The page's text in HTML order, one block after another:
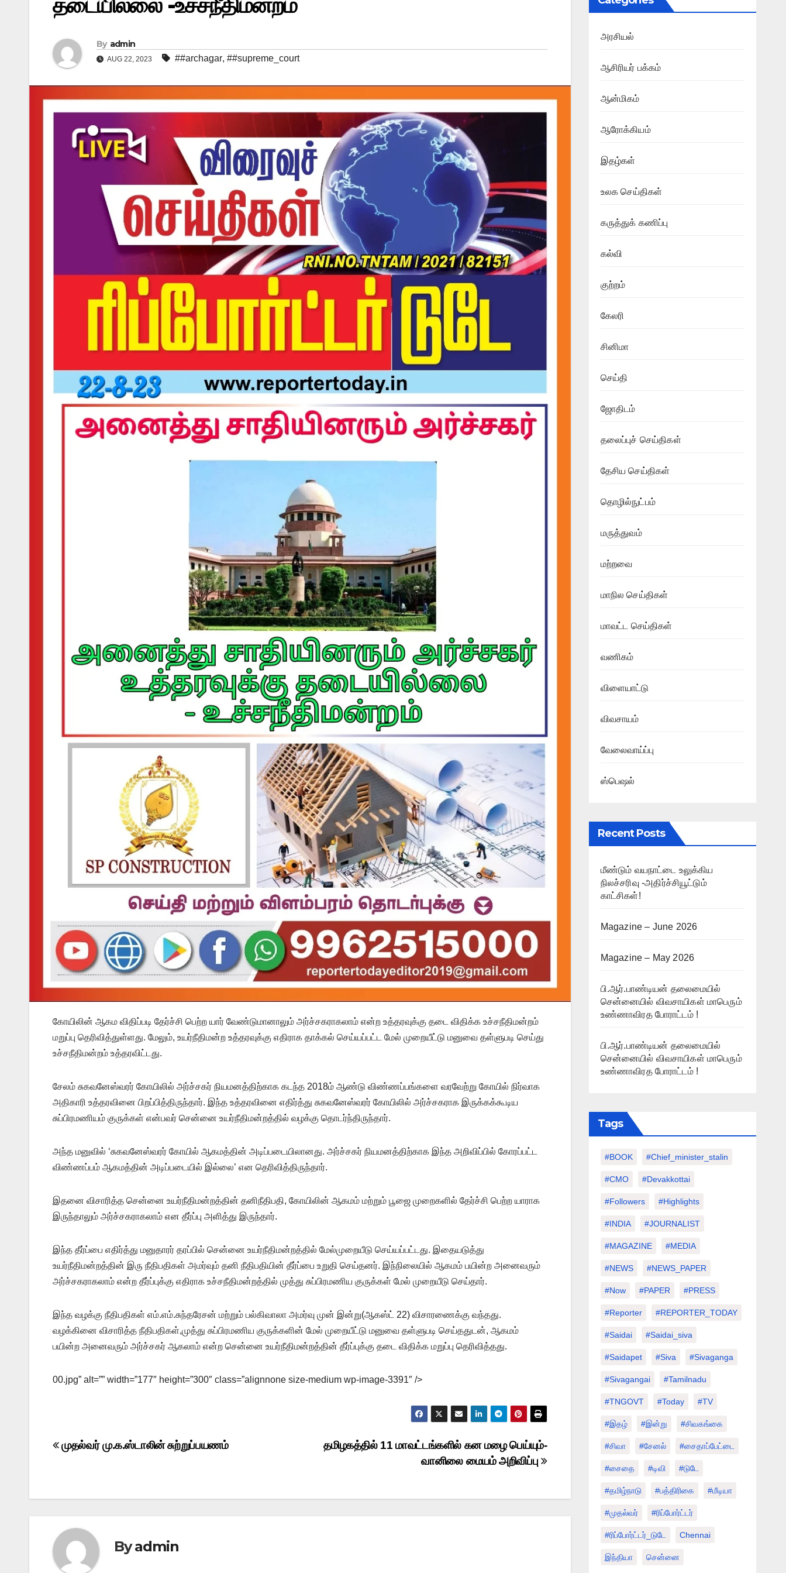
By admin
AUG 22, 2023 ##archagar, ##supreme_court
கோயிலின் ஆகம விதிப்படி தேர்ச்சி பெற்ற யார் வேண்டுமானாலும் அர்ச்சகராகலாம் என்ற உத்தரவுக்கு தடை விதிக்க உச்சநீதிமன்றம்
மறுப்பு தெரிவித்துள்ளது. மேலும், உயர்நீதிமன்ற உத்தரவுக்கு எதிராக தாக்கல் செய்யப்பட்ட மேல் முறையீட்டு மனுவை தள்ளுபடி செய்து
உச்சநீதிமன்றம் உத்தரவிட்டது.
சேலம் சுகவனேஸ்வரர் கோயிலில் அர்ச்சகர் நியமனத்திற்காக கடந்த 2018ம் ஆண்டு விண்ணப்பங்களை வரவேற்று கோயில் நிர்வாக
அதிகாரி உத்தரவினை பிறப்பித்திருந்தார். இந்த உத்தரவினை எதிர்த்து சுகவனேஸ்வரர் கோயிலில் அர்ச்சகராக இருக்கக்கூடிய
சுப்பிரமணியம் குருக்கள் என்பவர் சென்னை உயர்நீதிமன்றத்தில் வழக்கு தொடர்ந்திருந்தார்.
அந்த மனுவில் ‘சுகவனேஸ்வரர் கோயில் ஆகமத்தின் அடிப்படையிலானது. அர்ச்சகர் நியமனத்திற்காக இந்த அறிவிப்பில் கோரப்பட்ட
விண்ணப்பம் ஆகமத்தின் அடிப்படையில் இல்லை’ என தெரிவித்திருந்தார்.
இதனை விசாரித்த சென்னை உயர்நீதிமன்றத்தின் தனிநீதிபதி, கோயிலின் ஆகமம் மற்றும் பூஜை முறைகளில் தேர்ச்சி பெற்ற யாராக
இருந்தாலும் அர்ச்சகராகலாம் என தீர்ப்பு அளித்து இருந்தார்.
இந்த தீர்ப்பை எதிர்த்து மனுதாரர் தரப்பில் சென்னை உயர்நீதிமன்றத்தில் மேல்முறையீடு செய்யப்பட்டது. இதையடுத்து
உயர்நீதிமன்றத்தின் இரு நீதிபதிகள் அமர்வும் தனி நீதிபதியின் தீர்ப்பை உறுதி செய்தனர். இந்நிலையில் ஆகமம் பயின்ற அனைவரும்
அர்ச்சகராகலாம் என்ற தீர்ப்புக்கு எதிராக உச்சநீதிமன்றத்தில் முத்து சுப்பிரமணிய குருக்கள் மேல் முறையீடு செய்தார்.
இந்த வழக்கு நீதிபதிகள் எம்.எம்.சுந்தரேசன் மற்றும் பல்கிவாலா அமர்வு முன் இன்று(ஆகஸ்ட் 22) விசாரணைக்கு வந்தது.
வழக்கினை விசாரித்த நீதிபதிகள்,முத்து சுப்பிரமணிய குருக்களின் மேல் முறையீட்டு மனுவை தள்ளுபடி செய்ததுடன், ஆகமம்
பயின்ற அனைவரும் அர்ச்சகர் ஆகலாம் என்ற சென்னை உயர்நீதிமன்றத்தின் தீர்ப்புக்கு தடை விதிக்க மறுப்பு தெரிவித்தது.
00.jpg” alt=”” width=”177″ height=”300″ class=”alignnone size-medium wp-image-3391″ />
Post
தமிழகத்தில் 11 மாவட்டங்களில் கன மழை பெய்யும்-
வானிலை மையம் அறிவிப்பு
முதல்வர் மு.க.ஸ்டாலின் சுற்றுப்பயணம்
Byadmin
அரசியல்
ஆசிரியர் பக்கம்
ஆன்மிகம்
ஆரோக்கியம்
இதழ்கள்
உலக செய்திகள்
கருத்துக் கணிப்பு
கல்வி
குற்றம்
கேலரி
சினிமா
செய்தி
ஜோதிடம்
தலைப்புச் செய்திகள்
தேசிய செய்திகள்
தொழில்நுட்பம்
மருத்துவம்
மற்றவை
மாநில செய்திகள்
மாவட்ட செய்திகள்
வணிகம்
விளையாட்டு
விவசாயம்
வேலைவாய்ப்பு
ஸ்பெஷல்
Recent Posts
மீண்டும் வயநாட்டை உலுக்கிய
நிலச்சரிவு -அதிர்ச்சியூட்டும்
காட்சிகள்!
Magazine – June 2026
Magazine – May 2026
பி.ஆர்.பாண்டியன் தலைமையில்
சென்னையில் விவசாயிகள் மாபெரும்
உண்ணாவிரத போராட்டம் !
பி.ஆர்.பாண்டியன் தலைமையில்
சென்னையில் விவசாயிகள் மாபெரும்
உண்ணாவிரத போராட்டம் !
Tags
#BOOK #chief_minister_stalin
#CMO #devakkottai
#followers #highlights
#INDIA #JOURNALIST
#MAGAZINE #MEDIA
#NEWS #NEWS_PAPER
#Now #PAPER #PRESS
#Reporter #REPORTER_TODAY
#saidai #saidai_siva
#saidapet #Siva #Sivaganga
#sivagangai #tamilnadu
#TNGOVT #today #TV
#இதழ் #இன்று #சிவகங்கை
#சிவா #சேனல் #சைதாப்பேட்டை
#சைதை #டிவி #டுடே
#தமிழ்நாடு #பத்திரிகை #மீடியா
#முதல்வர் #ரிப்போர்ட்டர்
#ரிப்போர்ட்டர்_டுடே Chennai
இந்தியா சென்னை